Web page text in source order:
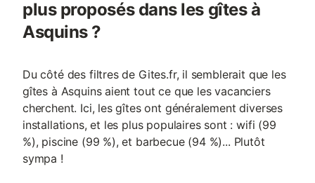
plus proposés dans les gîtes à
Asquins ?
Du côté des filtres de Gites.fr, il semblerait que les
gîtes à Asquins aient tout ce que les vacanciers
cherchent. Ici, les gîtes ont généralement diverses
installations, et les plus populaires sont : wifi (99
%), piscine (99 %), et barbecue (94 %)... Plutôt
sympa !